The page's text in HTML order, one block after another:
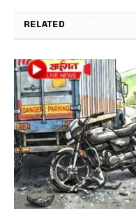
RELATED